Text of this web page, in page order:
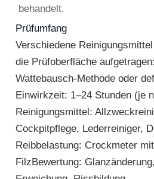
behandelt.
Prüfumfang
Verschiedene
die Prüfoberfläche
Wattebausch-Methode oder
Einwirkzeit: 1–24 Stunden (je
Reinigungsmittel:
Cockpitpflege, Lederreiniger,
Reibbelastung: Crockmeter
FilzBewertung: